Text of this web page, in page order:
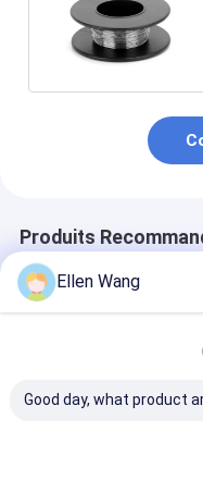
Produits
Ellen Wang
Good day, what product